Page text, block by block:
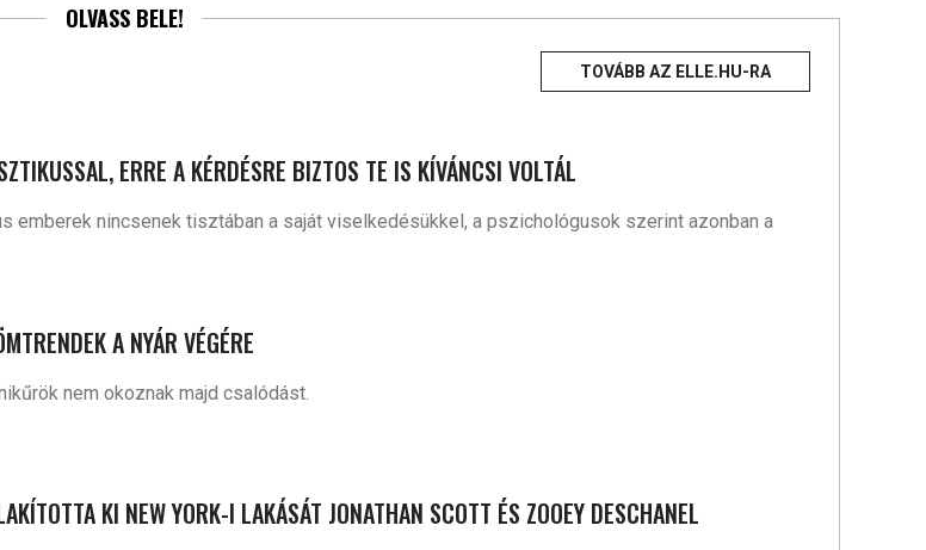
OLVASS BELE!
TOVÁBB AZ ELLE.HU-RA
ERRE A KÉRDÉSRE BIZTOS TE IS KÍVÁNCSI VOLTÁL
emberek nincsenek tisztában a saját viselkedésükkel, a pszichológusok szerint azonban a
A NYÁR VÉGÉRE
nem okoznak majd csalódást.
KI NEW YORK-I LAKÁSÁT JONATHAN SCOTT ÉS ZOOEY DESCHANEL